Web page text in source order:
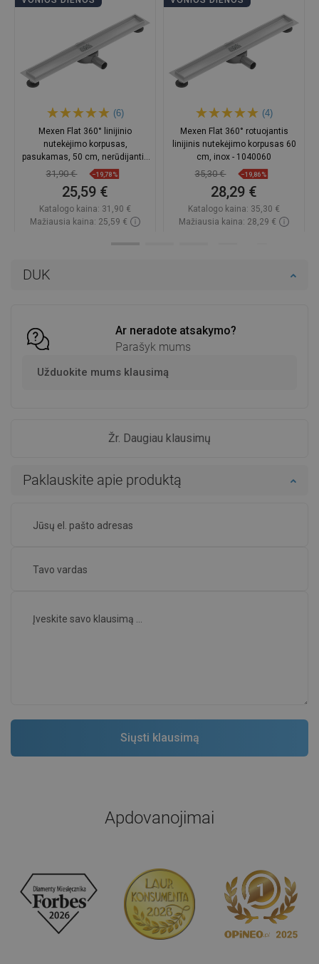
DUK
Ar neradote atsakymo?
Parašyk mums
Užduokite mums klausimą
Žr. Daugiau klausimų
Paklauskite apie produktą
(6)
Mexen Flat 360° linijinio
nutekėjimo korpusas,
pasukamas, 50 cm, nerūdijantis
plienas - 1040050
31,90 € −19,78%
25,59 €
Katalogo kaina: 31,90 €
Mažiausia kaina: 25,59 €
(4)
Mexen Flat 360° rotuojantis
linijinis nutekėjimo korpusas 60
cm, inox - 1040060
35,30 € −19,86%
28,29 €
Katalogo kaina: 35,30 €
Mažiausia kaina: 28,29 €
Apdovanojimai